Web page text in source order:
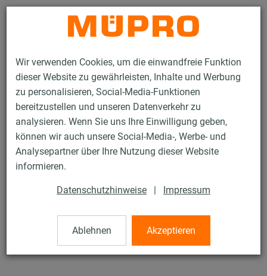
Wir verwenden Cookies, um die einwandfreie Funktion
dieser Website zu gewährleisten, Inhalte und Werbung
zu personalisieren, Social-Media-Funktionen
bereitzustellen und unseren Datenverkehr zu
analysieren. Wenn Sie uns Ihre Einwilligung geben,
können wir auch unsere Social-Media-, Werbe- und
Analysepartner über Ihre Nutzung dieser Website
informieren.
Datenschutzhinweise | Impressum
Ablehnen Akzeptieren
Kontakt
Produkte Befestigungstechnik
Dübel
Gasbeton-Hinterschnittanker
Gasbeton-Hinterschnittanker